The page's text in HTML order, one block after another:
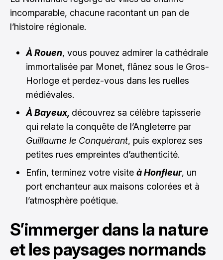
incomparable, chacune racontant un pan de
l’histoire régionale.
À Rouen, vous pouvez admirer la cathédrale
immortalisée par Monet, flânez sous le Gros-
Horloge et perdez-vous dans les ruelles
médiévales.
À Bayeux, découvrez sa célèbre tapisserie
qui relate la conquête de l’Angleterre par
Guillaume le Conquérant, puis explorez ses
petites rues empreintes d’authenticité.
Enfin, terminez votre visite à Honfleur, un
port enchanteur aux maisons colorées et à
l’atmosphère poétique.
S’immerger dans la nature
et les paysages normands